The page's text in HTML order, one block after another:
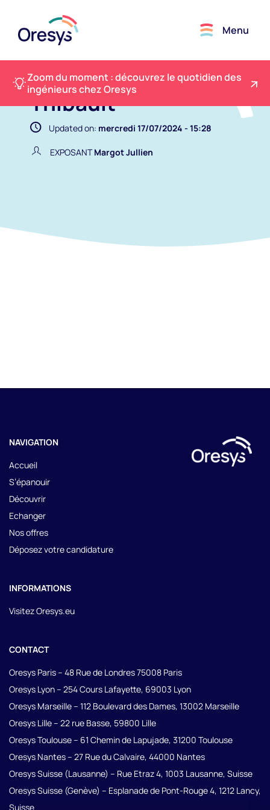
Menu
Zoom du moment : découvrez le quotidien des
ingénieurs chez Oresys
Thibault
Updated on: mercredi 17/07/2024 - 15:28
EXPOSANTMargot Jullien
NAVIGATION
Accueil
S’épanouir
Découvrir
Echanger
Nos offres
Déposez votre candidature
INFORMATIONS
Visitez Oresys.eu
CONTACT
Oresys Paris – 48 Rue de Londres 75008 Paris
Oresys Lyon – 254 Cours Lafayette, 69003 Lyon
Oresys Marseille – 112 Boulevard des Dames, 13002 Marseille
Oresys Lille – 22 rue Basse, 59800 Lille
Oresys Toulouse – 61 Chemin de Lapujade, 31200 Toulouse
Oresys Nantes – 27 Rue du Calvaire, 44000 Nantes
Oresys Suisse (Lausanne) – Rue Etraz 4, 1003 Lausanne, Suisse
Oresys Suisse (Genève) – Esplanade de Pont-Rouge 4, 1212 Lancy,
Suisse